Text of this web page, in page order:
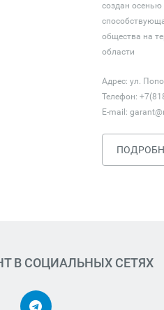
создан осенью
общества на
области
Адрес: ул.
Телефон:
E-mail:
В СОЦИАЛЬНЫХ СЕТЯХ